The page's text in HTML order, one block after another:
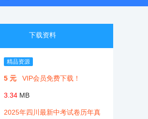
下载资料
精品资源
5 元 VIP会员免费下载！
3.34MB
2025年四川最新中考试卷历年真